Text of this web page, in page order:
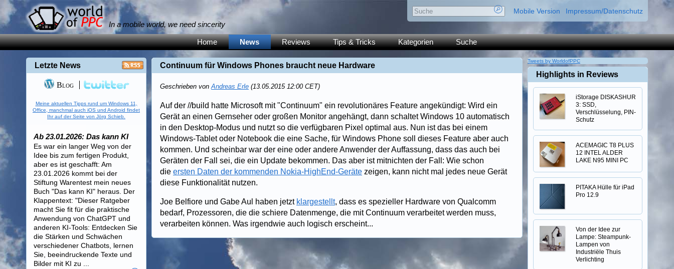
In a mobile world, we need sincerity
Mobile Version Impressum/Datenschutz
Home News Reviews Tips & Tricks Kategorien Suche
Continuum für Windows Phones braucht neue Hardware
Geschrieben vonAndreas Erle (13.05.2015 12:00 CET)
Auf der //build hatte Microsoft mit "Continuum" ein revolutionäres Feature angekündigt: Wird ein
Gerät an einen Gernseher oder großen Monitor angehängt, dann schaltet Windows 10 automatisch
in den Desktop-Modus und nutzt so die verfügbaren Pixel optimal aus. Nun ist das bei einem
Windows-Tablet oder Notebook die eine Sache, für Windows Phone soll dieses Feature aber auch
kommen. Und scheinbar war der eine oder andere Anwender der Auffassung, dass das auch bei
Geräten der Fall sei, die ein Update bekommen. Das aber ist mitnichten der Fall: Wie schon
die ersten Daten der kommenden Nokia-HighEnd-Geräte zeigen, kann nicht mal jedes neue Gerät
diese Funktionalität nutzen.
Joe Belfiore und Gabe Aul haben jetzt klargestellt, dass es spezieller Hardware von Qualcomm
bedarf, Prozessoren, die die schiere Datenmenge, die mit Continuum verarbeitet werden muss,
verarbeiten können. Was irgendwie auch logisch erscheint...
Letzte News
Blog
Meine aktuellen Tipps rund um Windows 11,
Office, manchmal auch iOS und Android findet
Ihr auf der Seite von Jörg Schieb.
Ab 23.01.2026: Das kann KI
Es war ein langer Weg von der
Idee bis zum fertigen Produkt,
aber es ist geschafft: Am
23.01.2026 kommt bei der
Stiftung Warentest mein neues
Buch "Das kann KI" heraus. Der
Klappentext: "Dieser Ratgeber
macht Sie fit für die praktische
Anwendung von ChatGPT und
anderen KI-Tools: Entdecken Sie
die Stärken und Schwächen
verschiedener Chatbots, lernen
Sie, beeindruckende Texte und
Bilder mit KI zu ...
Tweets by WorldofPPC
Highlights in Reviews
iStorage DISKASHUR
3: SSD,
Verschlüsselung, PIN-
Schutz
ACEMAGIC T8 PLUS
12 INTEL ALDER
LAKE N95 MINI PC
PITAKA Hülle für iPad
Pro 12.9
Von der Idee zur
Lampe: Steampunk-
Lampen von
Industriële Thuis
Verlichting